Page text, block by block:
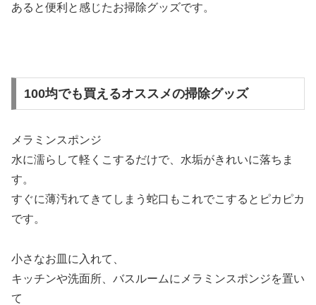
あると便利と感じたお掃除グッズです。
100均でも買えるオススメの掃除グッズ
メラミンスポンジ
水に濡らして軽くこするだけで、水垢がきれいに落ちま
す。
すぐに薄汚れてきてしまう蛇口もこれでこするとピカピカ
です。
小さなお皿に入れて、
キッチンや洗面所、バスルームにメラミンスポンジを置い
て